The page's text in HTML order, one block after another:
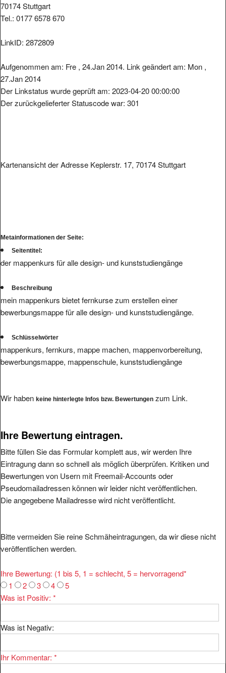
70174 Stuttgart
Tel.: 0177 6578 670
LinkID: 2872809
Aufgenommen am: Fre , 24.Jan 2014. Link geändert am: Mon ,
27.Jan 2014
Der Linkstatus wurde geprüft am: 2023-04-20 00:00:00
Der zurückgelieferter Statuscode war: 301
Kartenansicht der Adresse Keplerstr. 17, 70174 Stuttgart
Metainformationen der Seite:
Seitentitel:
der mappenkurs für alle design- und kunststudiengänge
Beschreibung
mein mappenkurs bietet fernkurse zum erstellen einer
bewerbungsmappe für alle design- und kunststudiengänge.
Schlüsselwörter
mappenkurs, fernkurs, mappe machen, mappenvorbereitung,
bewerbungsmappe, mappenschule, kunststudiengänge
Wir haben keine hinterlegte Infos bzw. Bewertungen zum Link.
Ihre Bewertung eintragen.
Bitte füllen Sie das Formular komplett aus, wir werden Ihre
Eintragung dann so schnell als möglich überprüfen. Kritiken und
Bewertungen von Usern mit Freemail-Accounts oder
Pseudomailadressen können wir leider nicht veröffentlichen.
Die angegebene Mailadresse wird nicht veröffentlicht.
Bitte vermeiden Sie reine Schmäheintragungen, da wir diese nicht
veröffentlichen werden.
Ihre Bewertung: (1 bis 5, 1 = schlecht, 5 = hervorragend*
1
2 3 4
5
Was ist Positiv: *
Was ist Negativ:
Ihr Kommentar: *